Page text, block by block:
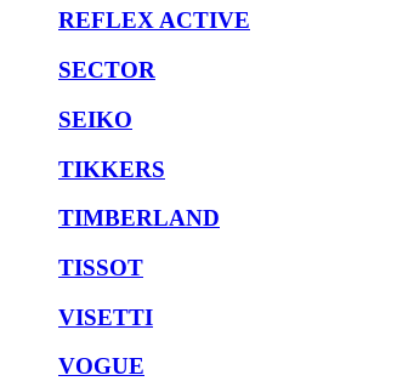
REFLEX ACTIVE
SECTOR
SEIKO
TIKKERS
TIMBERLAND
TISSOT
VISETTI
VOGUE